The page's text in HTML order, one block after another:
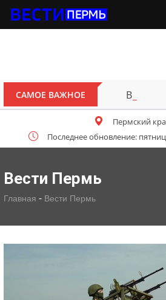
САМОЕ ВАЖНОЕ В Перми
Пермский
Последнее обновление:
Вести Пермь
Главная - Вести Пермь